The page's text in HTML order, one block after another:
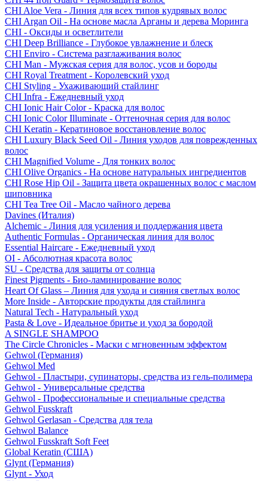
CHI Aloe Vera - Линия для всех типов кудрявых волос
CHI Argan Oil - На основе масла Арганы и дерева Моринга
CHI - Оксиды и осветлители
CHI Deep Brilliance - Глубокое увлажнение и блеск
CHI Enviro - Система разглаживания волос
CHI Man - Мужская серия для волос, усов и бороды
CHI Royal Treatment - Королевский уход
CHI Styling - Ухаживающий стайлинг
CHI Infra - Ежедневный уход
CHI Ionic Hair Color - Краска для волос
CHI Ionic Color Illuminate - Оттеночная серия для волос
CHI Keratin - Кератиновое восстановление волос
CHI Luxury Black Seed Oil - Линия уходов для поврежденных
волос
CHI Magnified Volume - Для тонких волос
CHI Olive Organics - На основе натуральных ингредиентов
CHI Rose Hip Oil - Защита цвета окрашенных волос с маслом
шиповника
CHI Tea Tree Oil - Масло чайного дерева
Davines (Италия)
Alchemic - Линия для усиления и поддержания цвета
Authentic Formulas - Органическая линия для волос
Essential Haircare - Eжедневный уход
OI - Абсолютная красота волос
SU - Средства для защиты от солнца
Finest Pigments - Био-ламинирование волос
Heart Of Glass – Линия для ухода и сияния светлых волос
More Inside - Авторские продукты для стайлинга
Natural Tech - Натуральный уход
Pasta & Love - Идеальное бритье и уход за бородой
A SINGLE SHAMPOO
The Circle Chronicles - Маски с мгновенным эффектом
Gehwol (Германия)
Gehwol Med
Gehwol - Пластыри, супинаторы, средства из гель-полимера
Gehwol - Универсальные средства
Gehwol - Профессиональные и специальные средства
Gehwol Fusskraft
Gehwol Gerlasan - Средства для тела
Gehwol Balance
Gehwol Fusskraft Soft Feet
Global Keratin (США)
Glynt (Германия)
Glynt - Уход